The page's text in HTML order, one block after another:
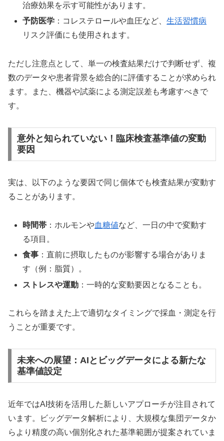
治療効果を示す可能性があります。
予防医学 ：コレステロールや血圧など、生活習慣病
リスク評価にも使用されます。
ただし注意点として、単一の検査結果だけで判断せず、複
数のデータや患者背景を総合的に評価することが求められ
ます。また、機器や試薬による測定誤差も考慮すべきで
す。
意外と知られていない！臨床検査基準値の変動
要因
実は、以下のような要因で同じ個体でも検査結果が変動す
ることがあります。
時間帯 ：ホルモンや血糖値など、一日の中で変動す
る項目。
食事 ：直前に摂取したものが影響する場合がありま
す（例：脂質）。
ストレスや運動 ：一時的な変動要因となることも。
これらを踏まえた上で適切なタイミングで採血・測定を行
うことが重要です。
未来への展望：AIとビッグデータによる新たな
基準値設定
近年ではAI技術を活用した新しいアプローチが注目されて
います。ビッグデータ解析により、大規模な集団データか
らより精度の高い個別化された基準範囲が提案されていま